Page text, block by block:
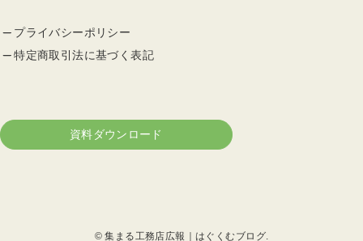
プライバシーポリシー
特定商取引法に基づく表記
資料ダウンロード
© 集まる工務店広報｜はぐくむブログ.